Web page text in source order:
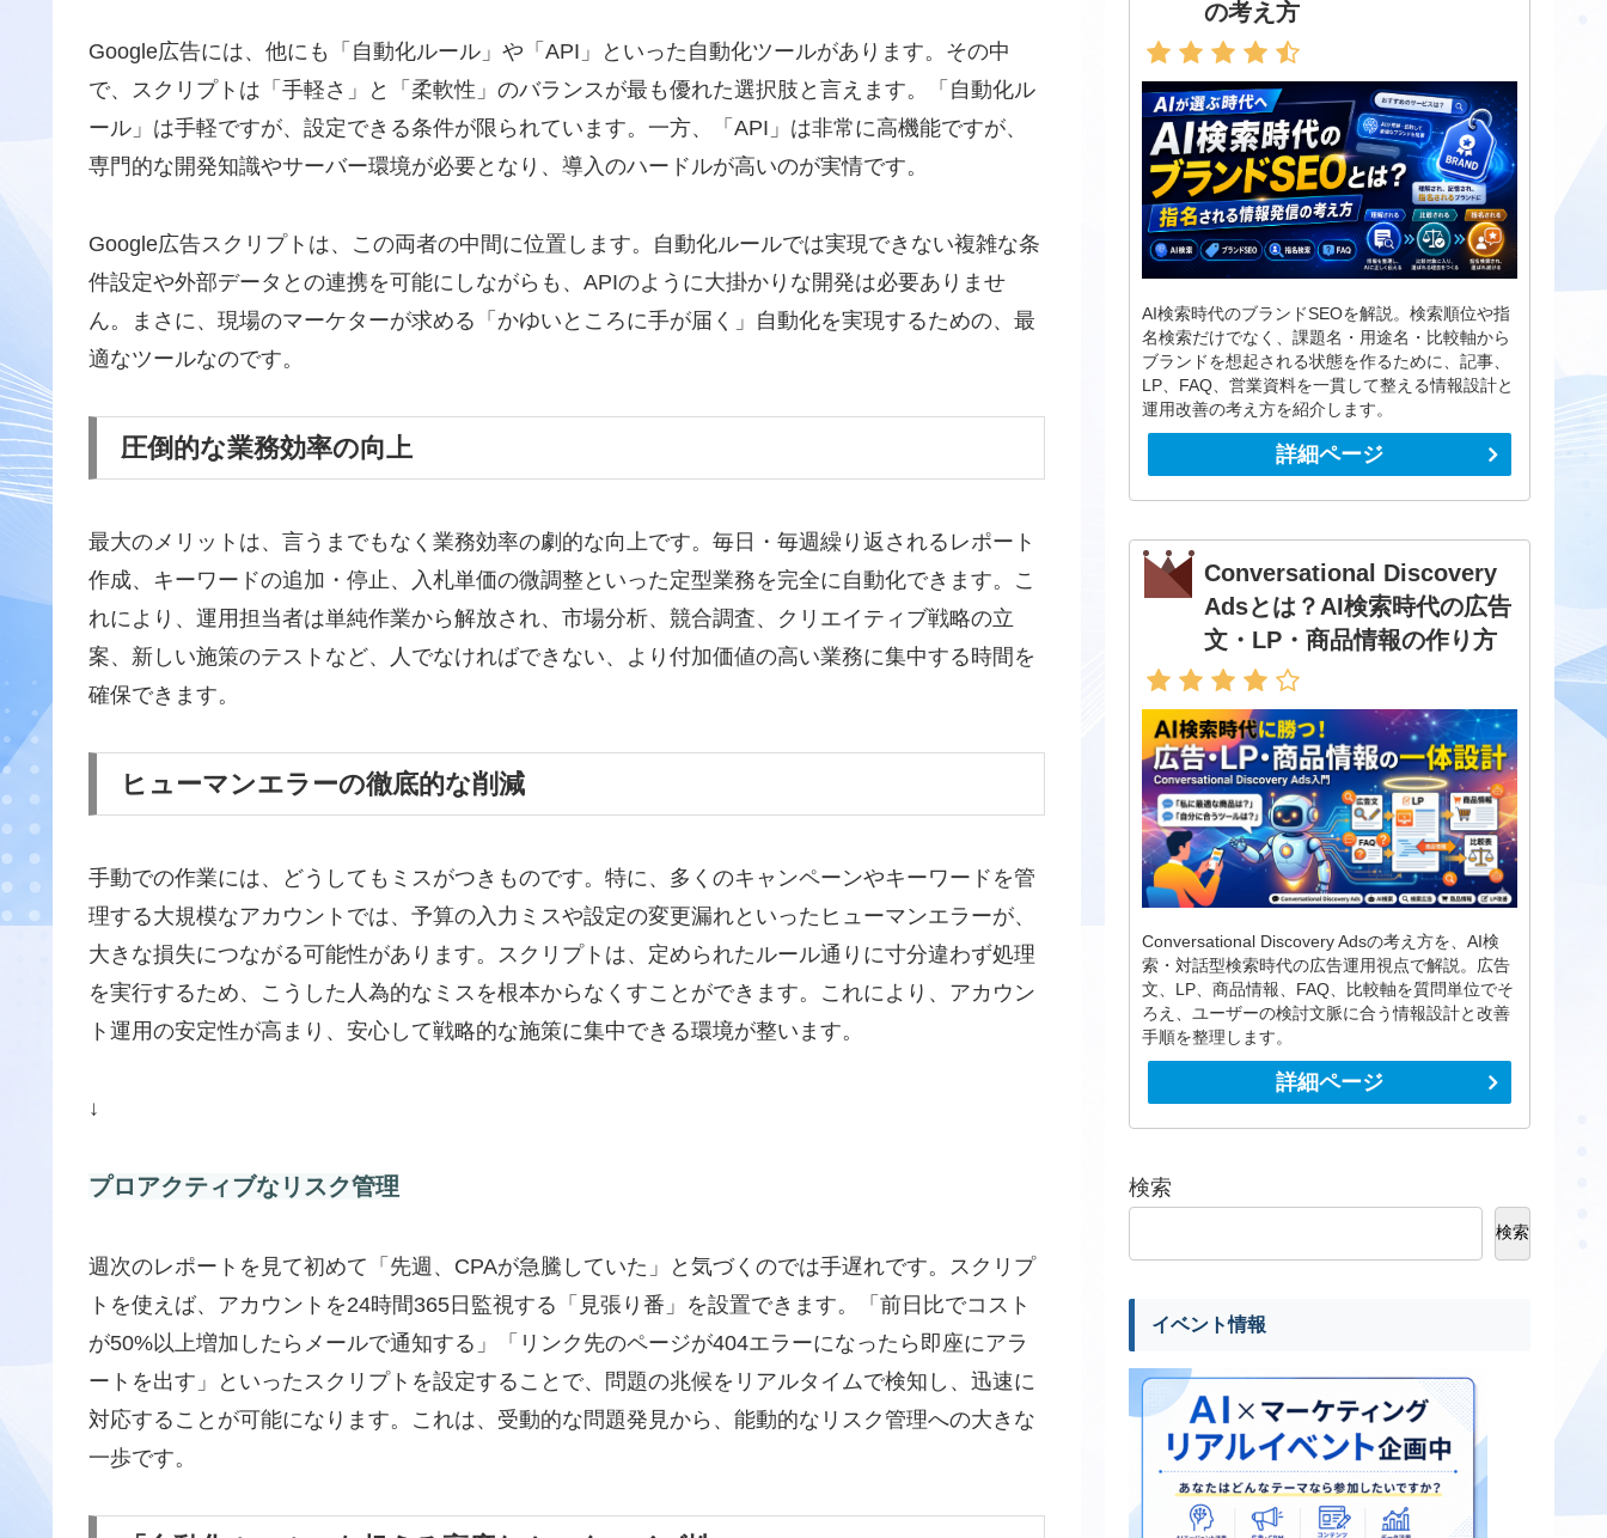
Google広告には、他にも「自動化ルール」や「API」といった自動化ツールがあります。その中
で、スクリプトは 「手軽さ」と「柔軟性」のバランスが最も優れた選択肢 と言えます。「自動化ル
ール」は手軽ですが、設定できる条件が限られています。一方、「API」は非常に高機能ですが、
専門的な開発知識やサーバー環境が必要となり、導入のハードルが高いのが実情です。
Google広告スクリプトは、この両者の中間に位置します。自動化ルールでは実現できない複雑な条
件設定や外部データとの連携を可能にしながらも、APIのように大掛かりな開発は必要ありませ
ん。まさに、現場のマーケターが求める「かゆいところに手が届く」自動化を実現するための、最
適なツールなのです。
圧倒的な業務効率の向上
最大のメリットは、言うまでもなく業務効率の劇的な向上です。毎日・毎週繰り返されるレポート
作成、キーワードの追加・停止、入札単価の微調整といった定型業務を完全に自動化できます。こ
れにより、運用担当者は単純作業から解放され、市場分析、競合調査、クリエイティブ戦略の立
案、新しい施策のテストなど、人でなければできない、より付加価値の高い業務に集中する時間を
確保できます。
ヒューマンエラーの徹底的な削減
手動での作業には、どうしてもミスがつきものです。特に、多くのキャンペーンやキーワードを管
理する大規模なアカウントでは、予算の入力ミスや設定の変更漏れといったヒューマンエラーが、
大きな損失につながる可能性があります。スクリプトは、定められたルール通りに寸分違わず処理
を実行するため、こうした人為的なミスを根本からなくすことができます。これにより、アカウン
ト運用の安定性が高まり、安心して戦略的な施策に集中できる環境が整います。
↓
プロアクティブなリスク管理
週次のレポートを見て初めて「先週、CPAが急騰していた」と気づくのでは手遅れです。スクリプ
トを使えば、アカウントを24時間365日監視する「見張り番」を設置できます。「前日比でコスト
が50%以上増加したらメールで通知する」「リンク先のページが404エラーになったら即座にアラ
ートを出す」といったスクリプトを設定することで、問題の兆候をリアルタイムで検知し、迅速に
対応することが可能になります。これは、受動的な問題発見から、能動的なリスク管理への大きな
一歩です。
の考え方
AI検索時代のブランドSEOを解説。検索順位や指
名検索だけでなく、課題名・用途名・比較軸から
ブランドを想起される状態を作るために、記事、
LP、FAQ、営業資料を一貫して整える情報設計と
運用改善の考え方を紹介します。
詳細ページ
Conversational Discovery
Adsとは？AI検索時代の広告
文・LP・商品情報の作り方
Conversational Discovery Adsの考え方を、AI検
索・対話型検索時代の広告運用視点で解説。広告
文、LP、商品情報、FAQ、比較軸を質問単位でそ
ろえ、ユーザーの検討文脈に合う情報設計と改善
手順を整理します。
詳細ページ
検索
検索
イベント情報